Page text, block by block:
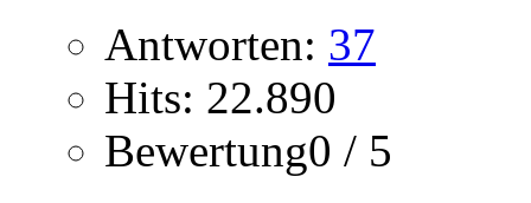
Antworten: 37
Hits: 22.890
Bewertung0 / 5